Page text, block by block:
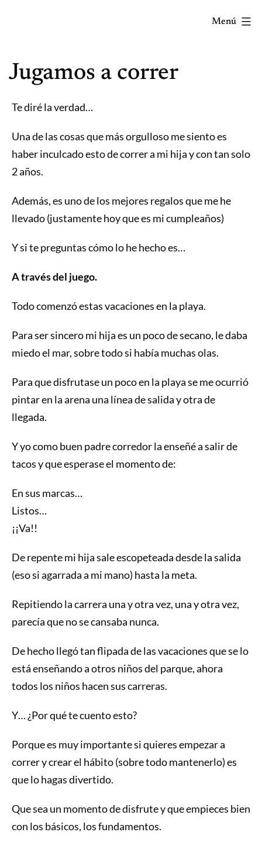
mola...
lo
Menú
Jugamos a correr
Te diré la verdad…
Una de las cosas que más orgulloso me siento es
haber inculcado esto de correr a mi hija y con tan solo
2 años.
Además, es uno de los mejores regalos que me he
llevado (justamente hoy que es mi cumpleaños)
Y si te preguntas cómo lo he hecho es…
A través del juego.
Todo comenzó estas vacaciones en la playa.
Para ser sincero mi hija es un poco de secano, le daba
miedo el mar, sobre todo si había muchas olas.
Para que disfrutase un poco en la playa se me ocurrió
pintar en la arena una línea de salida y otra de
llegada.
Y yo como buen padre corredor la enseñé a salir de
tacos y que esperase el momento de:
En sus marcas…
Listos…
¡¡Va!!
De repente mi hija sale escopeteada desde la salida
(eso si agarrada a mi mano) hasta la meta.
Repitiendo la carrera una y otra vez, una y otra vez,
parecía que no se cansaba nunca.
De hecho llegó tan flipada de las vacaciones que se lo
está enseñando a otros niños del parque, ahora
todos los niños hacen sus carreras.
Y… ¿Por qué te cuento esto?
Porque es muy importante si quieres empezar a
correr y crear el hábito (sobre todo mantenerlo) es
que lo hagas divertido.
Que sea un momento de disfrute y que empieces bien
con los básicos, los fundamentos.